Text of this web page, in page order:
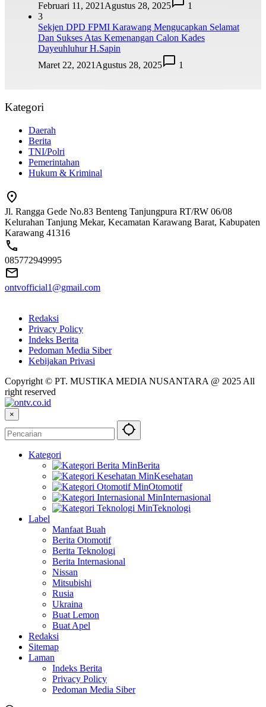
Februari 11, 2021Agustus 28, 2025
1
3
Sekjen DPD FPMI Karawang Mengucapkan Selamat
Dan Sukses Atas Kemenangan Calon Kades
Dayeuhluhur H.Sapin
Maret 22, 2021Agustus 28, 2025 1
Kategori
Daerah
Berita
TNI/Polri
Pemerintahan
Hukum & Kriminal
Jl. Rangga Gede No.83 Benteng Tanjungpura RT/RW 06/08
Kelurahan Tanjung Mekar, Kecamatan Karawang Barat, Kabupaten
Karawang 41316
085772949995
ontvofficial1@gmail.com
Redaksi
Privacy Policy
Indeks Berita
Pedoman Media Siber
Kebijakan Privasi
Copyright © PT. MUSTIKA MEDIA NUSANTARA @ 2025 All
right reserved
×
Kategori
Berita
Kesehatan
Otomotif
Internasional
Teknologi
Label
Manfaat Buah
Berita Otomotif
Berita Teknologi
Berita Internasional
Nissan
Mitsubishi
Rusia
Ukraina
Buat Lemon
Buat Apel
Redaksi
Sitemap
Laman
Indeks Berita
Privacy Policy
Pedoman Media Siber